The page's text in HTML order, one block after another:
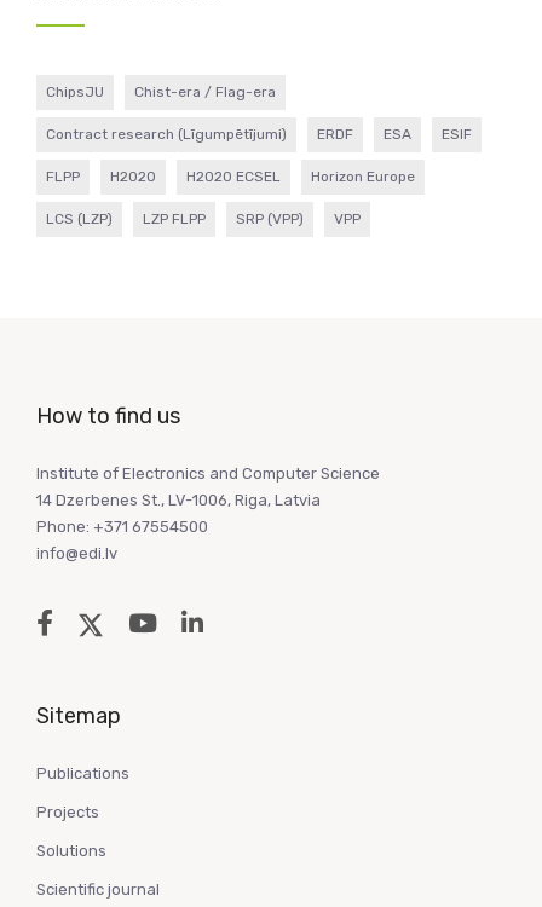
ChipsJU Chist-era / Flag-era
Contract research (Līgumpētījumi) ERDF ESA ESIF
FLPP H2020 H2020 ECSEL Horizon Europe
LCS (LZP) LZP FLPP SRP (VPP) VPP
How to find us
Institute of Electronics and Computer Science
14 Dzerbenes St., LV-1006, Riga, Latvia
Phone: +371 67554500
info@edi.lv
Sitemap
Publications
Projects
Solutions
Scientific journal